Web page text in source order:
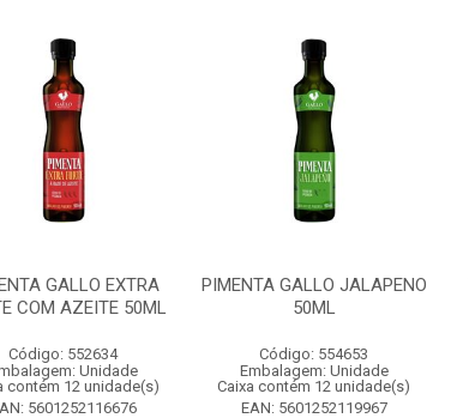
GALLO EXTRA
COM AZEITE 50ML
Código: 552634
Unidade
contém 12 unidade(s)
5601252116676
PIMENTA GALLO JALAPENO
50ML
Código: 554653
Embalagem: Unidade
Caixa contém 12 unidade(s)
EAN: 5601252119967